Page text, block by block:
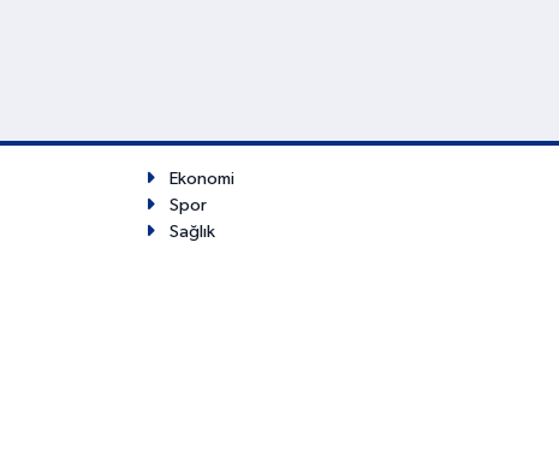
Ekonomi
Spor
Sağlık